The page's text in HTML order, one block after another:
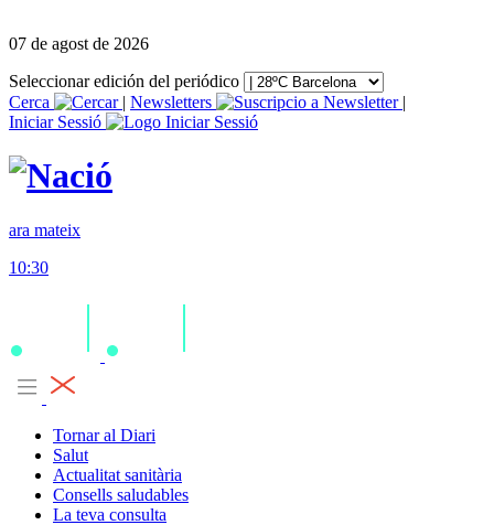
07 de agost de 2026
Seleccionar edición del periódico
Cerca
| Newsletters
|
Iniciar Sessió
ara mateix
10:30
Tornar al Diari
Salut
Actualitat sanitària
Consells saludables
La teva consulta